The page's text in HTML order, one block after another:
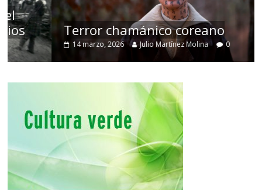
Terror chamánico coreano
14 marzo, 2026 Julio Martínez Molina 0